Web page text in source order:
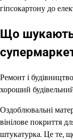
гіпсокартону до
Що шукають
Ремонт і
хороший
Оздоблювальні
вінілове покриття
штукатурка. Це те,